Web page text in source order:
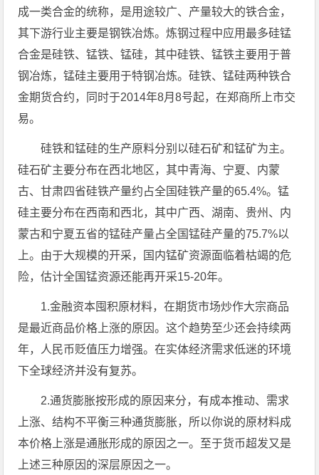
成一类合金的统称，是用途较广、产量较大的铁合金，
其下游行业主要是钢铁冶炼。炼钢过程中应用最多硅锰
合金是硅铁、锰铁、锰硅，其中硅铁、锰铁主要用于普
钢冶炼，锰硅主要用于特钢冶炼。硅铁、锰硅两种铁合
金期货合约，同时于2014年8月8号起，在郑商所上市交
易。
硅铁和锰硅的生产原料分别以硅石矿和锰矿为主。
硅石矿主要分布在西北地区，其中青海、宁夏、内蒙
古、甘肃四省硅铁产量约占全国硅铁产量的65.4%。锰
硅主要分布在西南和西北，其中广西、湖南、贵州、内
蒙古和宁夏五省的锰硅产量占全国锰硅产量的75.7%以
上。由于大规模的开采，国内锰矿资源面临着枯竭的危
险，估计全国锰资源还能再开采15-20年。
1.金融资本囤积原材料，在期货市场炒作大宗商品
是最近商品价格上涨的原因。这个趋势至少还会持续两
年，人民币贬值压力增强。在实体经济需求低迷的环境
下全球经济并没有复苏。
2.通货膨胀按形成的原因来分，有成本推动、需求
上涨、结构不平衡三种通货膨胀，所以你说的原材料成
本价格上涨是通胀形成的原因之一。至于货币超发又是
上述三种原因的深层原因之一。